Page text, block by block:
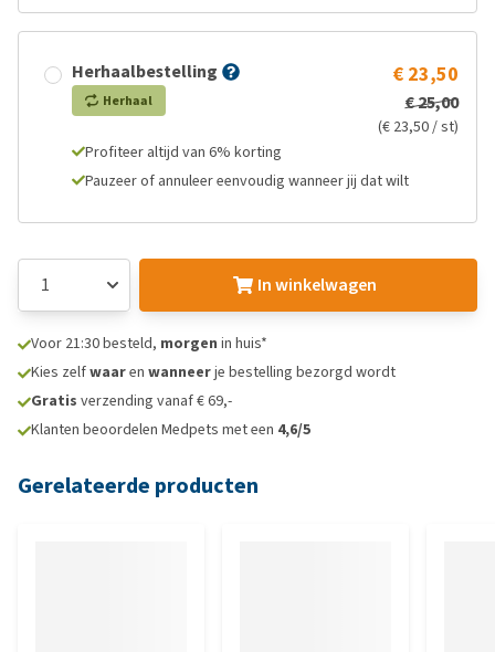
Herhaalbestelling
Herhaal
€ 23,50
€ 25,00
(€ 23,50 / st)
Profiteer altijd van 6% korting
Pauzeer of annuleer eenvoudig wanneer jij dat wilt
In winkelwagen
Voor 21:30 besteld, morgen in huis*
Kies zelfwaaren wanneerje bestelling bezorgd wordt
Gratis verzending vanaf € 69,-
Klanten beoordelen Medpets met een 4,6/5
Gerelateerde producten